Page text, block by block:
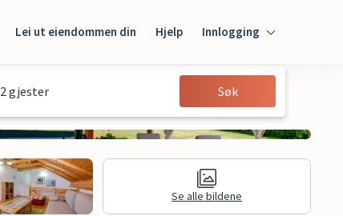
Lei ut eiendommen din Hjelp Innlogging
Innlogging
Gjest
2 gjester Søk
Se alle bildene